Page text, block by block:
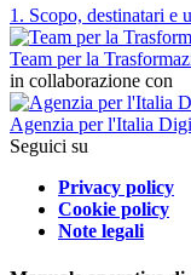
1. Scopo, destinatari e
Team per la
in collaborazione con
Agenzia per l'Italia
Seguici su
Privacy policy
Cookie policy
Note legali